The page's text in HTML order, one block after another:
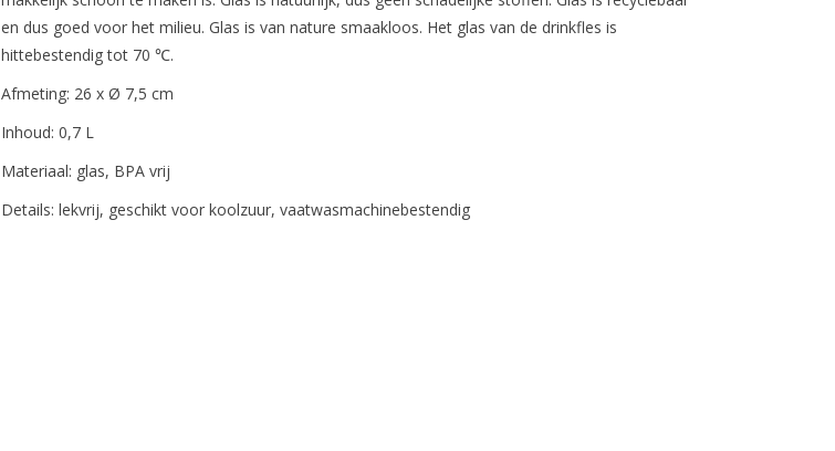
en dus goed voor het milieu. Glas is van nature smaakloos. Het glas van de drinkfles is
hittebestendig tot 70 ℃.
Afmeting: 26 x Ø 7,5 cm
Inhoud: 0,7 L
Materiaal: glas, BPA vrij
Details: lekvrij, geschikt voor koolzuur, vaatwasmachinebestendig